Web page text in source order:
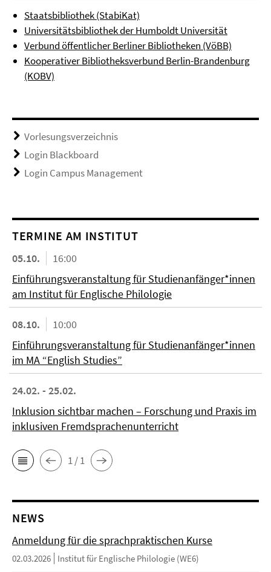
Staatsbibliothek (StabiKat)
Universitätsbibliothek der Humboldt Universität
Verbund öffentlicher Berliner Bibliotheken (VöBB)
Kooperativer Bibliotheksverbund Berlin-Brandenburg
(KOBV)
Vorlesungsverzeichnis
Login Blackboard
Login Campus Management
TERMINE AM INSTITUT
05.10.
16:00
Einführungsveranstaltung für Studienanfänger*innen
am Institut für Englische Philologie
08.10.
10:00
Einführungsveranstaltung für Studienanfänger*innen
im MA “English Studies”
24.02. - 25.02.
Inklusion sichtbar machen – Forschung und Praxis im
inklusiven Fremdsprachenunterricht
1 / 1
NEWS
Anmeldung für die sprachpraktischen Kurse
02.03.2026 Institut für Englische Philologie (WE6)